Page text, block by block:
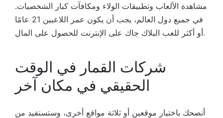
مشاهدة الألعاب وتطبيقات الولاء ومكافآت كبار الشخصيات.
في جميع دول العالم، يجب أن يكون عمر اللاعبين 21 عامًا
أو أكثر للعب البلاك جاك على الإنترنت للحصول على المال.
شركات القمار في الوقت
الحقيقي في مكان آخر
أنصحك باختيار موقعين أو ثلاثة مواقع أخرى، وستستفيد من